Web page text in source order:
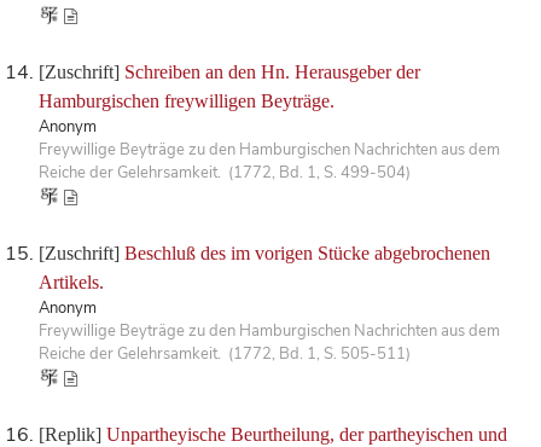
[Zuschrift] Schreiben an den Hn. Herausgeber der
Hamburgischen freywilligen Beyträge.
Anonym
Freywillige Beyträge zu den Hamburgischen Nachrichten aus dem
Reiche der Gelehrsamkeit. (1772, Bd. 1, S. 499-504)
[Zuschrift] Beschluß des im vorigen Stücke abgebrochenen
Artikels.
Anonym
Freywillige Beyträge zu den Hamburgischen Nachrichten aus dem
Reiche der Gelehrsamkeit. (1772, Bd. 1, S. 505-511)
[Replik] Unpartheyische Beurtheilung, der partheyischen und